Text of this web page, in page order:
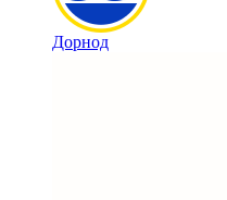
Дорнод